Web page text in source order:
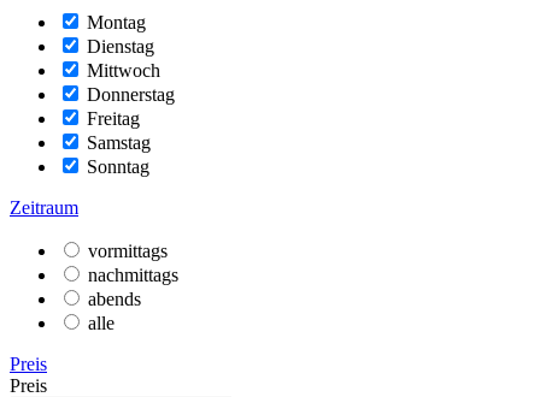
Montag
Dienstag
Mittwoch
Donnerstag
Freitag
Samstag
Sonntag
Zeitraum
vormittags
nachmittags
abends
alle
Preis
Preis